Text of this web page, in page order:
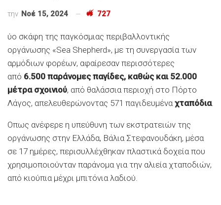
την Νοέ 15, 2024 727
ύο σκάφη της παγκόσμιας περιβαλλοντικής
οργάνωσης «Sea Shepherd», με τη συνεργασία των
αρμόδιων φορέων, αφαίρεσαν περισσότερες
από 6.500 παράνομες παγίδες, καθώς και 52.000
μέτρα σχοινιού, από θαλάσσια περιοχή στο Πόρτο
Λάγος, απελευθερώνοντας 571 παγιδευμένα χταπόδια.
Οπως ανέφερε η υπεύθυνη των εκστρατειών της
οργάνωσης στην Ελλάδα, Βάλια Στεφανουδάκη, μέσα
σε 17 ημέρες, περισυλλέχθηκαν πλαστικά δοχεία που
χρησιμοποιούνταν παράνομα για την αλιεία χταποδιών,
από κιούπια μέχρι μπιτόνια λαδιού.